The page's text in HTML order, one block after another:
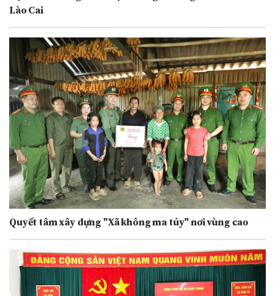
Lào Cai
Quyết tâm xây dựng "Xã không ma túy" nơi vùng cao